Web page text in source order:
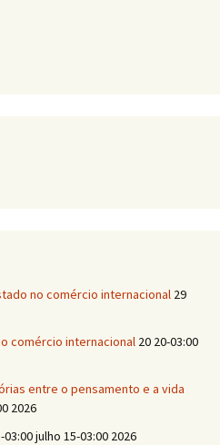
no comércio internacional 29
comércio internacional 20 20-03:00
entre o pensamento e a vida
2026
03:00 julho 15-03:00 2026